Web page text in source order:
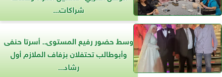
شراكات...
وسط حضور رفيع المستوى.. أسرتا حنفى
وأبوطالب تحتفلان بزفاف الملازم أول
رشاد...